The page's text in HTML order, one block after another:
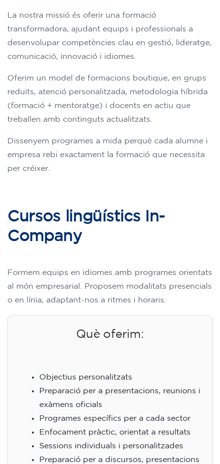
La nostra missió és oferir una formació
transformadora, ajudant equips i professionals a
desenvolupar competències clau en gestió, lideratge,
comunicació, innovació i idiomes.
Oferim un model de formacions boutique, en grups
reduïts, atenció personalitzada, metodologia híbrida
(formació + mentoratge) i docents en actiu que
treballen amb continguts actualitzats.
Dissenyem programes a mida perquè cada alumne i
empresa rebi exactament la formació que necessita
per créixer.
Cursos lingüístics In-
Company
Formem equips en idiomes amb programes orientats
al món empresarial. Proposem modalitats presencials
o en línia, adaptant-nos a ritmes i horaris.
Què oferim:
Objectius personalitzats
Preparació per a presentacions, reunions i
exàmens oficials
Programes específics per a cada sector
Enfocament pràctic, orientat a resultats
Sessions individuals i personalitzades
Preparació per a discursos, presentacions